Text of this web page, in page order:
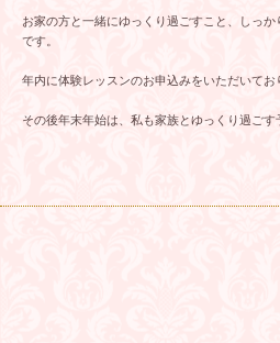
お家の方と一緒にゆっくり過ごすこと、しっ
です。
年内に体験レッスンのお申込みをいただいてお
その後年末年始は、私も家族とゆっくり過ごす